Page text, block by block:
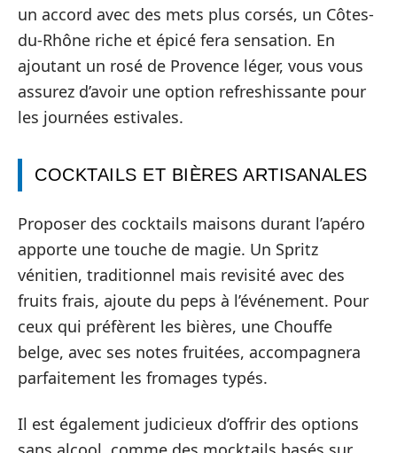
un accord avec des mets plus corsés, un Côtes-
du-Rhône riche et épicé fera sensation. En
ajoutant un rosé de Provence léger, vous vous
assurez d’avoir une option refreshissante pour
les journées estivales.
COCKTAILS ET BIÈRES ARTISANALES
Proposer des cocktails maisons durant l’apéro
apporte une touche de magie. Un Spritz
vénitien, traditionnel mais revisité avec des
fruits frais, ajoute du peps à l’événement. Pour
ceux qui préfèrent les bières, une Chouffe
belge, avec ses notes fruitées, accompagnera
parfaitement les fromages typés.
Il est également judicieux d’offrir des options